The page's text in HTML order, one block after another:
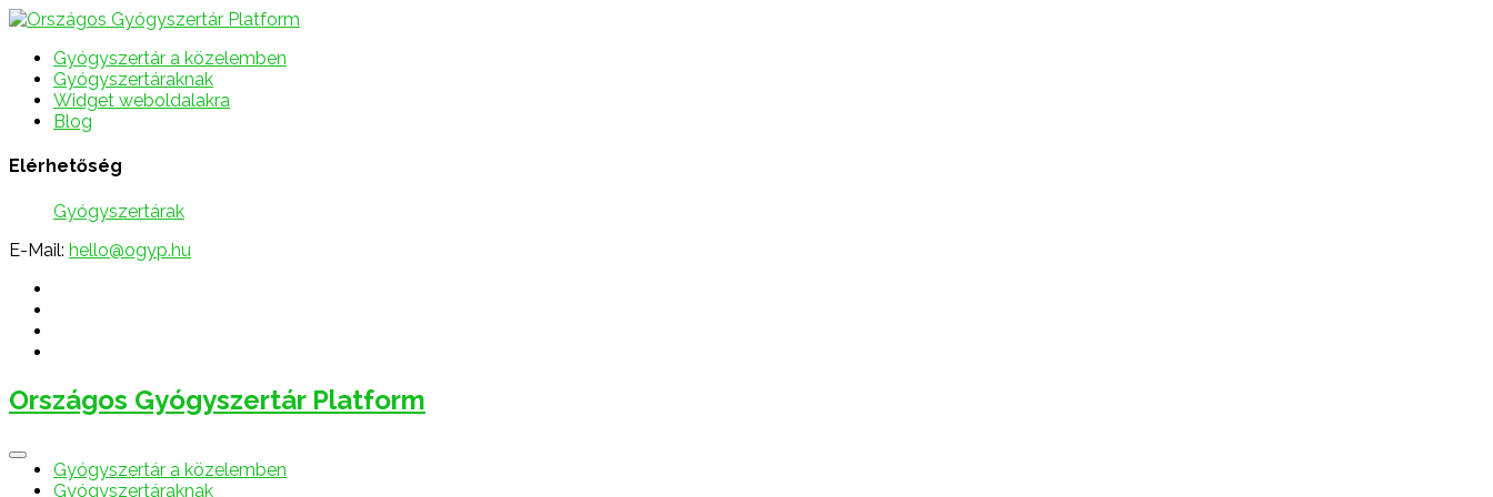
Gyógyszertár a közelemben
Gyógyszertáraknak
Widget weboldalakra
Blog
Elérhetőség
Gyógyszertárak
E-Mail: hello@ogyp.hu
Országos Gyógyszertár Platform
Gyógyszertár a közelemben
Gyógyszertáraknak